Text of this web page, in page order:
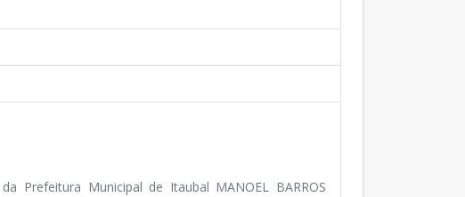
Prefeitura Municipal de Itaubal MANOEL BARROS